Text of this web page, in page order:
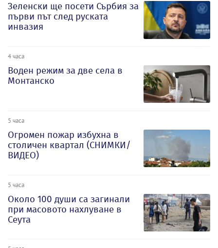
Зеленски ще посети Сърбия за
първи път след руската
инвазия
4 часа
Воден режим за две села в
Монтанско
5 часа
Огромен пожар избухна в
столичен квартал (СНИМКИ/
ВИДЕО)
5 часа
Около 100 души са загинали
при масовото нахлуване в
Сеута